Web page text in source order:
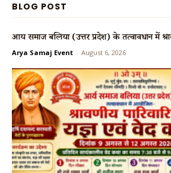
BLOG POST
आर्य समाज बलिया (उत्तर प्रदेश) के तत्वावधान में
Arya Samaj Event - August 6, 2026